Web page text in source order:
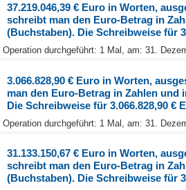
37.219.046,39 € Euro in Worten,
schreibt man den Euro-Betrag in
(Buchstaben). Die Schreibweise für
Operation durchgeführt: 1 Mal, am: 31.
3.066.828,90 € Euro in Worten,
man den Euro-Betrag in Zahlen und
Die Schreibweise für 3.066.828,90 €
Operation durchgeführt: 1 Mal, am: 31.
31.133.150,67 € Euro in Worten,
schreibt man den Euro-Betrag in
(Buchstaben). Die Schreibweise für